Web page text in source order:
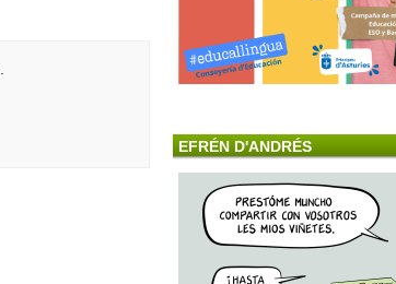
EFRÉN D'ANDRÉS